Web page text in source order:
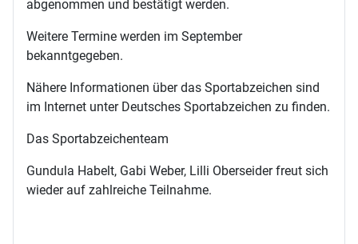
abgenommen und bestätigt werden.
Weitere Termine werden im September
bekanntgegeben.
Nähere Informationen über das Sportabzeichen sind
im Internet unter Deutsches Sportabzeichen zu finden.
Das Sportabzeichenteam
Gundula Habelt, Gabi Weber, Lilli Oberseider freut sich
wieder auf zahlreiche Teilnahme.